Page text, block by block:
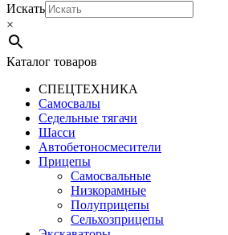
Искать
×
Каталог товаров
СПЕЦТЕХНИКА
Самосвалы
Седельные тягачи
Шасси
Автобетоно­смесители
Прицепы
Самосвальные
Низкорамные
Полуприцепы
Сельхозприцепы